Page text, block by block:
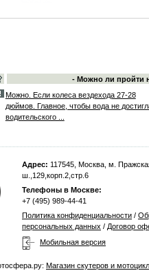
- Можно ли пройти
Можно. Если колеса вездехода 27-28
дюймов. Главное, чтобы вода не
водительского ...
Адрес: 117545, Москва, м.
ш.,129,корп.2,стр.6
Телефоны в Москве:
+7 (495) 989-44-41
Политика конфиденциальности /
персональных данных / Договор
Мобильная версия
Магазин скутеров и